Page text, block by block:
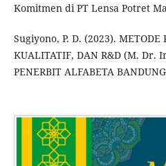
Komitmen di PT Lensa Potret
Sugiyono, P. D. (2023).
KUALITATIF, DAN R&D (M. Dr.
PENERBIT ALFABETA